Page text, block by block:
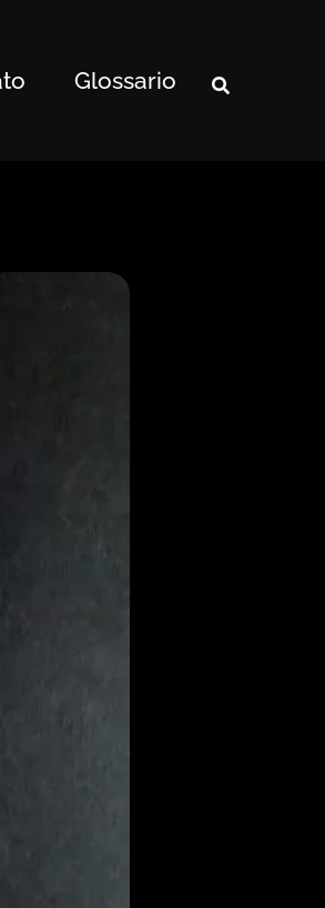
Glossario